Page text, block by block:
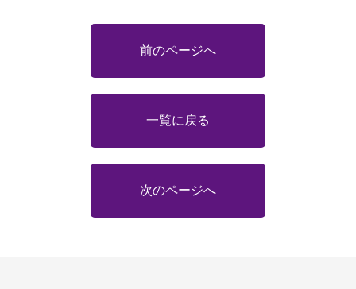
前のページへ
一覧に戻る
次のページへ